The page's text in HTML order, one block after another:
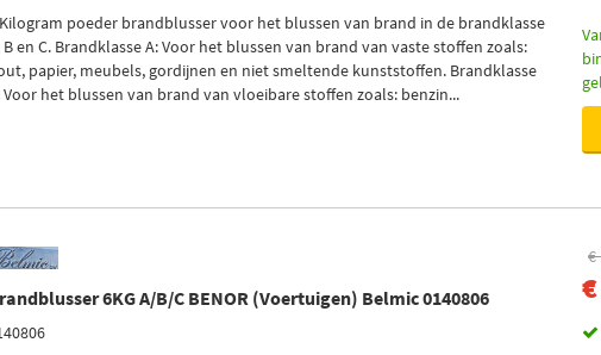
poeder brandblusser voor het blussen van brand in de brandklasse
B en C. Brandklasse A: Voor het blussen van brand van vaste stoffen zoals:
papier, meubels, gordijnen en niet smeltende kunststoffen. Brandklasse
Voor het blussen van brand van vloeibare stoffen zoals: benzin...
6KG A/B/C BENOR (Voertuigen) Belmic 0140806
€